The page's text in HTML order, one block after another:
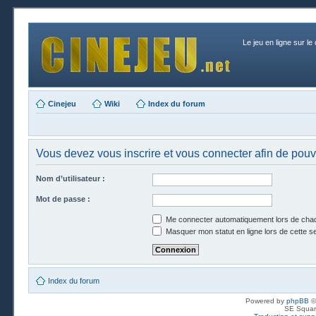
Le jeu en ligne sur le
Cinejeu Wiki Index du forum
Vous devez vous inscrire et vous connecter afin de
Nom d’utilisateur :
Mot de passe :
Me connecter automatiquement lors de
Masquer mon statut en ligne lors de cette
Index du forum
Powered by phpBB
SE